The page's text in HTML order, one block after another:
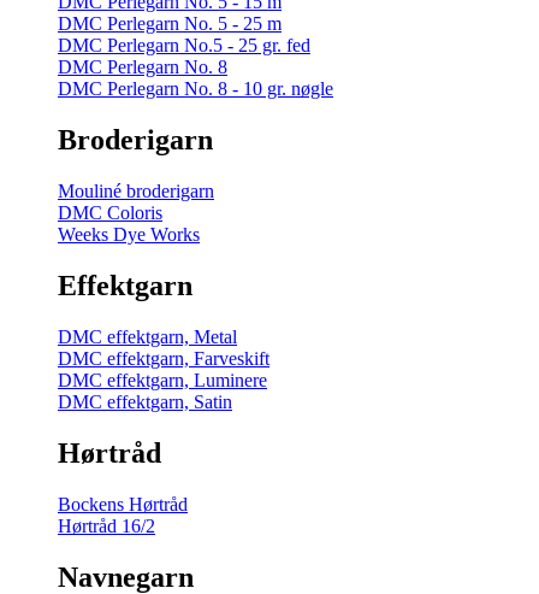
DMC Perlegarn No. 5 - 25 m
DMC Perlegarn No.5 - 25 gr. fed
DMC Perlegarn No. 8
DMC Perlegarn No. 8 - 10 gr. nøgle
Broderigarn
Mouliné broderigarn
DMC Coloris
Weeks Dye Works
Effektgarn
DMC effektgarn, Metal
DMC effektgarn, Farveskift
DMC effektgarn, Luminere
DMC effektgarn, Satin
Hørtråd
Bockens Hørtråd
Hørtråd 16/2
Navnegarn